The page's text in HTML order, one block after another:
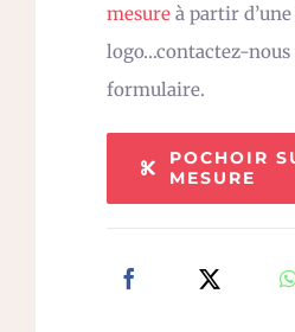
mesure à partir
logo…contactez-nous
formulaire.
POCHOIR
MESURE